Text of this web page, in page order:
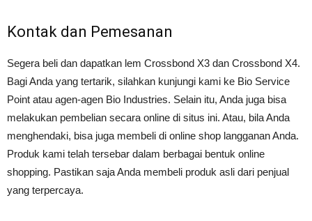
Kontak dan Pemesanan
Segera beli dan dapatkan lem Crossbond X3 dan Crossbond X4.
Bagi Anda yang tertarik, silahkan kunjungi kami ke Bio Service
Point atau agen-agen Bio Industries. Selain itu, Anda juga bisa
melakukan pembelian secara online di situs ini. Atau, bila Anda
menghendaki, bisa juga membeli di online shop langganan Anda.
Produk kami telah tersebar dalam berbagai bentuk online
shopping. Pastikan saja Anda membeli produk asli dari penjual
yang terpercaya.